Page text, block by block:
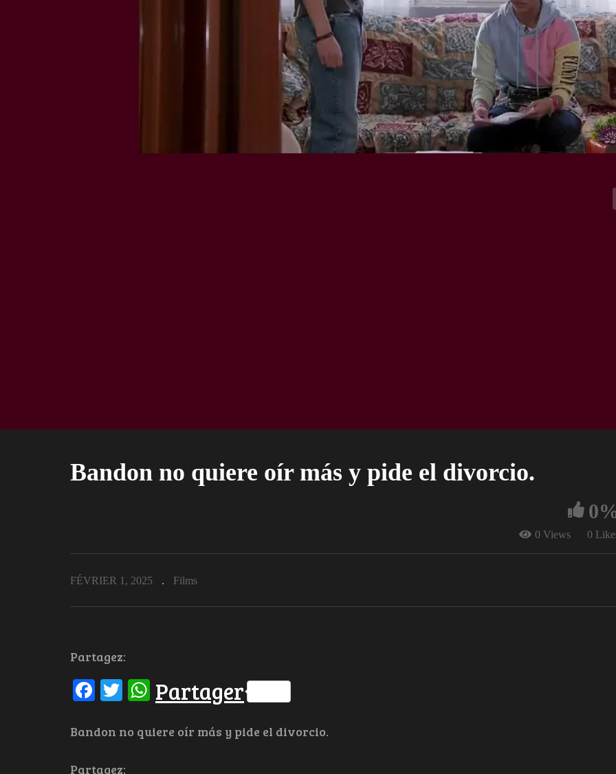
Bandon no quiere oír más y pide el divorcio.
0 Views 0
FÉVRIER 1, 2025 Films
Partagez:
Facebook
Twitter
WhatsApp
Partager
Bandon no quiere oír más y pide el divorcio.
Partagez: